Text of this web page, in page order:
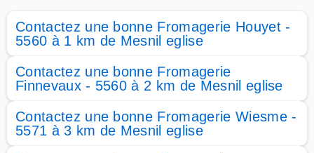
Contactez une bonne Fromagerie Houyet -
5560 à 1 km de Mesnil eglise
Contactez une bonne Fromagerie
Finnevaux - 5560 à 2 km de Mesnil eglise
Contactez une bonne Fromagerie Wiesme -
5571 à 3 km de Mesnil eglise